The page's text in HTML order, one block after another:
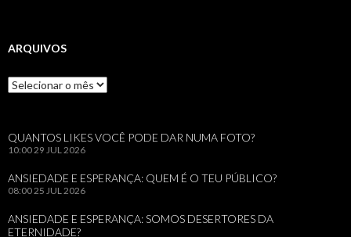
ARQUIVOS
Arquivos
QUANTOS LIKES VOCÊ PODE DAR NUMA FOTO?
10:0029 JUL 2026
ANSIEDADE E ESPERANÇA: QUEM É O TEU PÚBLICO?
08:0025 JUL 2026
ANSIEDADE E ESPERANÇA: SOMOS DESERTORES DA
ETERNIDADE?